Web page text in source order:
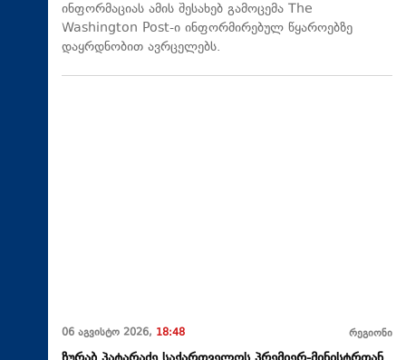
ინფორმაციას ამის შესახებ გამოცემა The
Washington Post-ი ინფორმირებულ წყაროებზე
დაყრდნობით ავრცელებს.
06 აგვისტო 2026, 18:48 რეგიონი